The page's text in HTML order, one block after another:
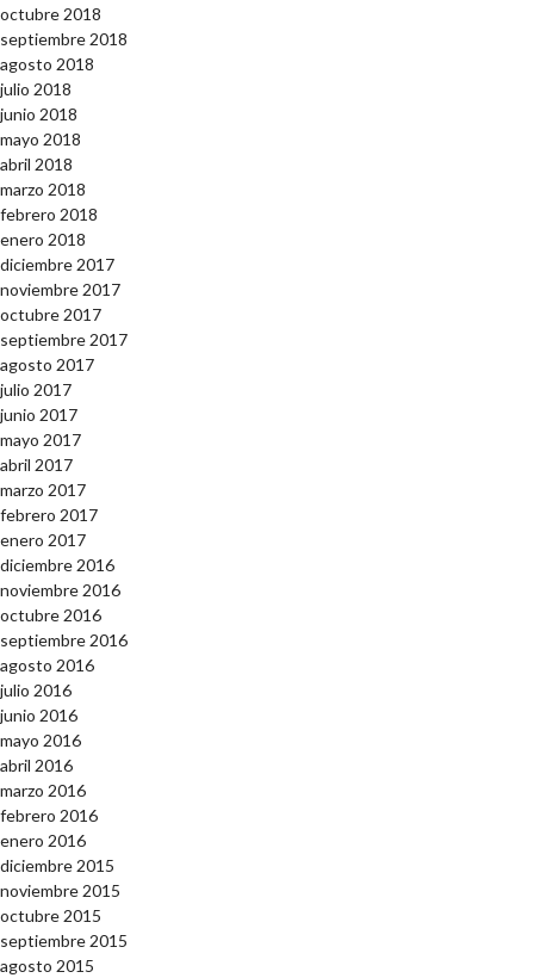
octubre 2018
septiembre 2018
agosto 2018
julio 2018
junio 2018
mayo 2018
abril 2018
marzo 2018
febrero 2018
enero 2018
diciembre 2017
noviembre 2017
octubre 2017
septiembre 2017
agosto 2017
julio 2017
junio 2017
mayo 2017
abril 2017
marzo 2017
febrero 2017
enero 2017
diciembre 2016
noviembre 2016
octubre 2016
septiembre 2016
agosto 2016
julio 2016
junio 2016
mayo 2016
abril 2016
marzo 2016
febrero 2016
enero 2016
diciembre 2015
noviembre 2015
octubre 2015
septiembre 2015
agosto 2015